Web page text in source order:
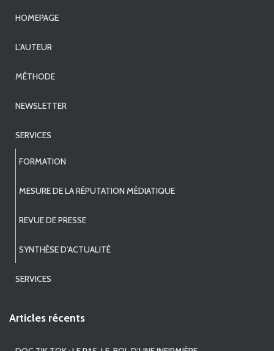
HOMEPAGE
L’AUTEUR
MÉTHODE
NEWSLETTER
SERVICES
FORMATION
MESURE DE LA RÉPUTATION MÉDIATIQUE
REVUE DE PRESSE
SYNTHÈSE D’ACTUALITÉ
SERVICES
Articles récents